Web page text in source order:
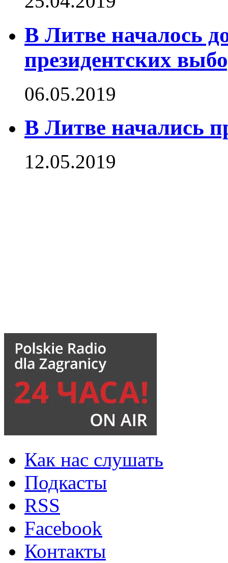
В Литве началось
президентских
06.05.2019
В Литве начались
12.05.2019
Как нас слушать
Подкасты
RSS
Facebook
Контакты